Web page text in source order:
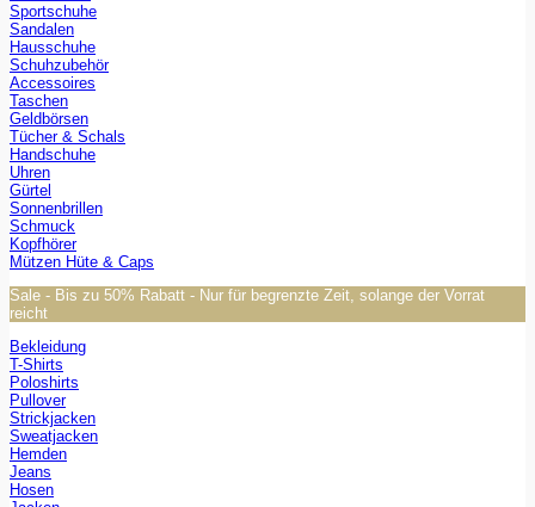
Sportschuhe
Sandalen
Hausschuhe
Schuhzubehör
Accessoires
Taschen
Geldbörsen
Tücher & Schals
Handschuhe
Uhren
Gürtel
Sonnenbrillen
Schmuck
Kopfhörer
Mützen Hüte & Caps
Sale - Bis zu 50% Rabatt - Nur für begrenzte Zeit, solange der Vorrat
reicht
Bekleidung
T-Shirts
Poloshirts
Pullover
Strickjacken
Sweatjacken
Hemden
Jeans
Hosen